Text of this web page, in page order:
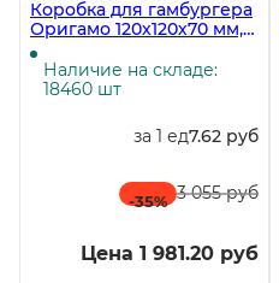
Коробка для гамбургера
Оригамо 120х120х70 мм,
крафт с ламинацией, 260
штук
Наличие на складе:
18460 шт
за 1 ед7.62 руб
-35% 3 055 руб
Цена 1 981.20 руб